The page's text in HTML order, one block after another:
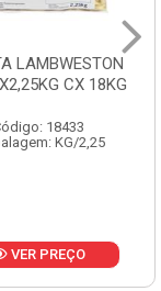
LAMBWESTON
CX 18KG
18433
KG/2,25
VER PREÇO